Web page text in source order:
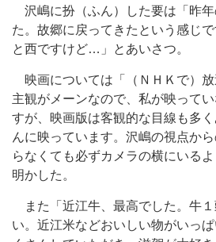
沢嶋に扮（ふん）した要は「昨年
た。故郷に戻ってきたという感じ
と西ですけど…」とあいさつ。
映画については「（ＮＨＫで）
主観がメーンなので、私が映って
すが、映画版は客観的な目線も多
んに映っています。沢嶋の視点か
らなくても必ずカメラの横にいる
明かした。
また「近江牛、最高でした。牛
い。近江米などおいしい物がいっ